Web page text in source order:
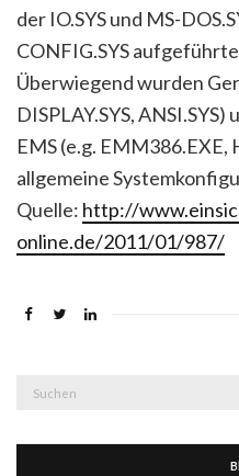
der IO.SYS und MS-
CONFIG.SYS
Überwiegend wurden
DISPLAY.SYS,
EMS (e.g. EMM386.EXE,
allgemeine
Quelle: http://
online.de/2011/01/987/